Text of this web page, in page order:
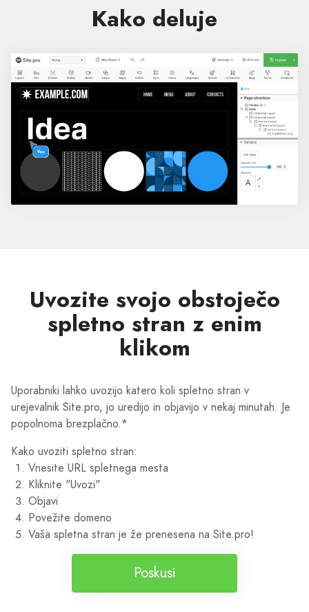
Kako deluje
Uvozite svojo obstoječo
spletno stran z enim
klikom
Uporabniki lahko uvozijo katero koli spletno stran v
urejevalnik Site.pro, jo uredijo in objavijo v nekaj minutah. Je
popolnoma brezplačno.*
Kako uvoziti spletno stran:
Vnesite URL spletnega mesta
Kliknite "Uvozi"
Objavi
Povežite domeno
Vaša spletna stran je že prenesena na Site.pro!
Poskusi